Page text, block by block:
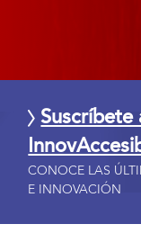
Suscríbete
CONOCE LAS
E INNOVACIÓN